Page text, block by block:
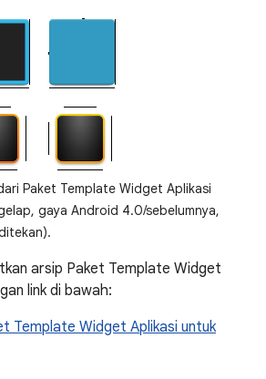
Paket Template Widget Aplikasi
gaya Android 4.0/sebelumnya,
arsip Paket Template Widget
link di bawah:
Template Widget Aplikasi untuk